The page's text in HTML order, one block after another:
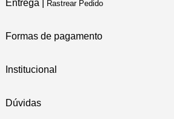
Entrega | Rastrear Pedido
Formas de pagamento
Institucional
Dúvidas